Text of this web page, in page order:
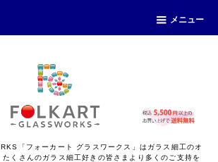
メニュー
「フォーカート グラスワークス」はガラス細工のオ
くさんのガラス細工好きの皆さまより多くのご支持を